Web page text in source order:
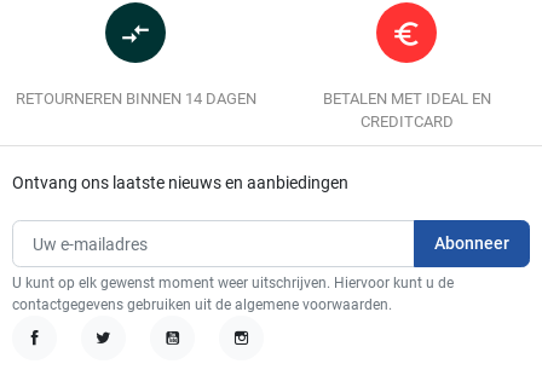
compare_arrows
RETOURNEREN BINNEN 14 DAGEN
euro_symbol
BETALEN MET IDEAL EN
CREDITCARD
Ontvang ons laatste nieuws en aanbiedingen
U kunt op elk gewenst moment weer uitschrijven. Hiervoor kunt u de
contactgegevens gebruiken uit de algemene voorwaarden.